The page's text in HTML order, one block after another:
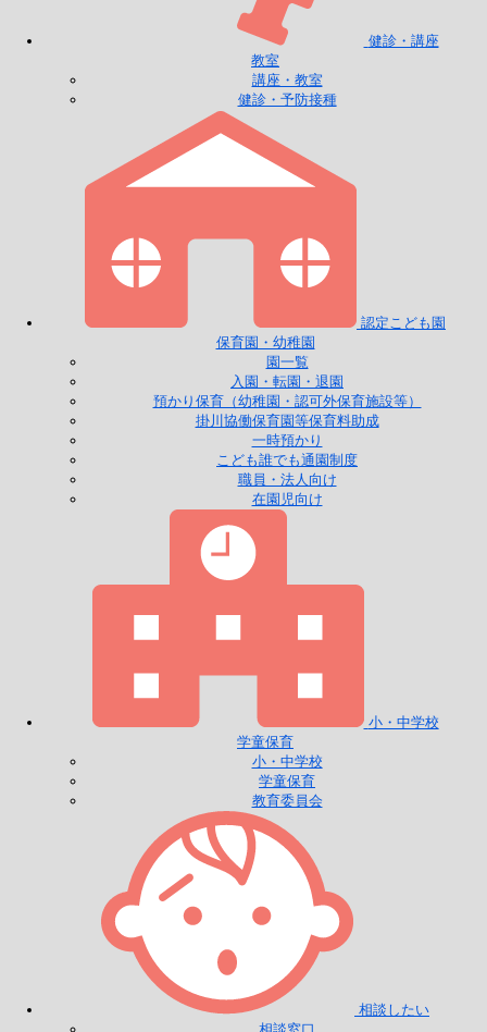
健診・講座
教室
講座・教室
健診・予防接種
認定こども園
保育園・幼稚園
園一覧
入園・転園・退園
預かり保育（幼稚園・認可外保育施設等）
掛川協働保育園等保育料助成
一時預かり
こども誰でも通園制度
職員・法人向け
在園児向け
小・中学校
学童保育
小・中学校
学童保育
教育委員会
相談したい